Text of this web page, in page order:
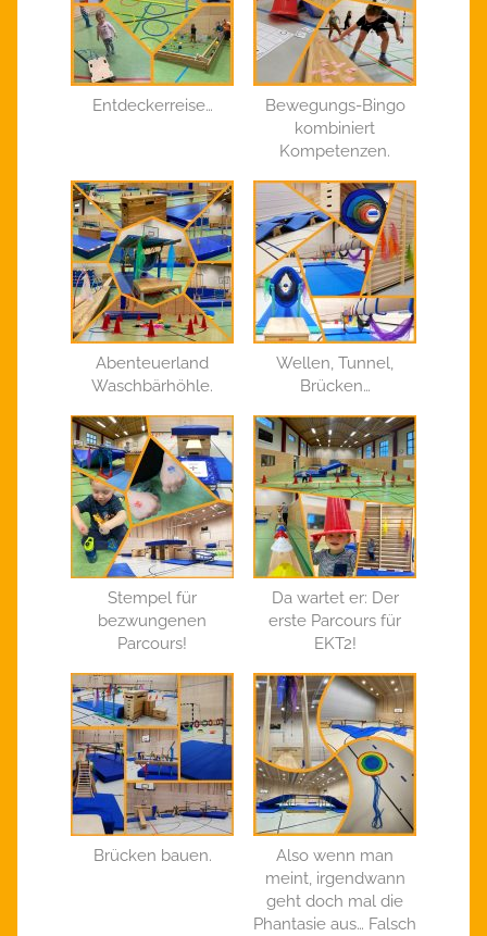
Entdeckerreise…
Bewegungs-Bingo
kombiniert
Kompetenzen.
Abenteuerland
Waschbärhöhle.
Wellen, Tunnel,
Brücken…
Stempel für
bezwungenen
Parcours!
Da wartet er: Der
erste Parcours für
EKT2!
Brücken bauen.
Also wenn man
meint, irgendwann
geht doch mal die
Phantasie aus… Falsch